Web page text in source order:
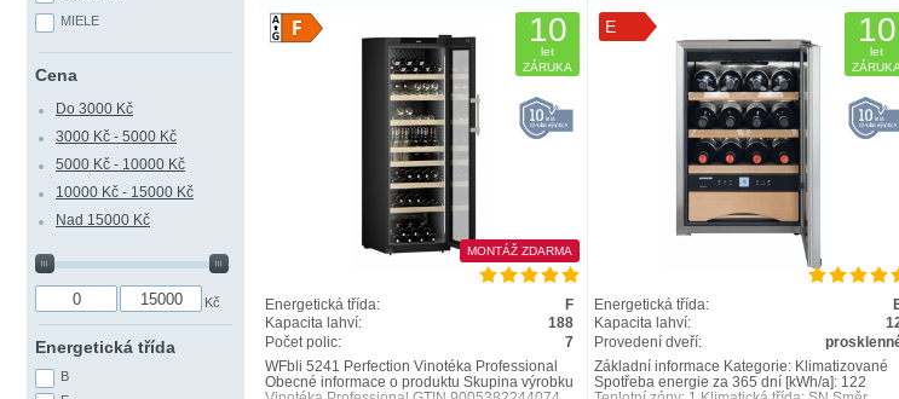
10
let
ZÁRUKA
MONTÁŽ ZDARMA
Energetická třída:
F
Kapacita lahví:
188
Počet polic:
7
WFbli 5241 Perfection Vinotéka Professional
Obecné informace o produktu Skupina výrobku
E 10
let
ZÁRUKA
Energetická třída:
Kapacita lahví:
Provedení dveří:
Základní informace Kategorie: Klimatizované
Spotřeba energie za 365 dní [kWh/a]: 122
MIELE
Cena
Do 3000 Kč
3000 Kč - 5000 Kč
5000 Kč - 10000 Kč
10000 Kč - 15000 Kč
Nad 15000 Kč
Kč
Energetická třída
B